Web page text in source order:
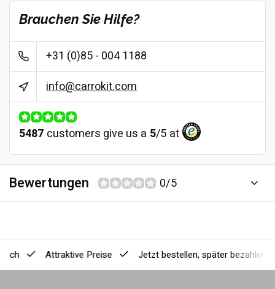
Brauchen Sie Hilfe?
+31 (0)85 - 004 1188
info@carrokit.com
5487 customers give us a 5/5 at
Bewertungen 0/5
Attraktive Preise Jetzt bestellen, später bezahlen